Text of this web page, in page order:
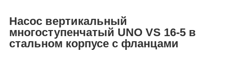
Насос вертикальный
многоступенчатый UNO VS 16-5 в
стальном корпусе с фланцами